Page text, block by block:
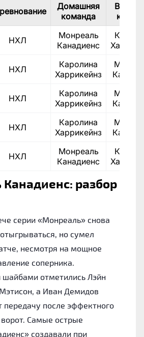
Домашняя
команда
НХЛ
Монреаль
Канадиенс
НХЛ
Каролина
Харрикейнз
НХЛ
Каролина
Харрикейнз
НХЛ
Каролина
Харрикейнз
НХЛ
Монреаль
Канадиенс
разбор
серии «Монреаль» снова
но сумел
несмотря на мощное
соперника.
отметились Лэйн
а Иван Демидов
передачу после эффектного
ворот. Самые острые
создавали при